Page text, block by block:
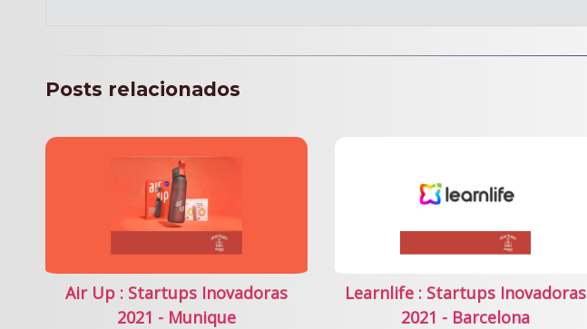
Posts relacionados
Air Up : Startups Inovadoras
2021 - Munique
Learnlife : Startups Inovadoras
2021 - Barcelona